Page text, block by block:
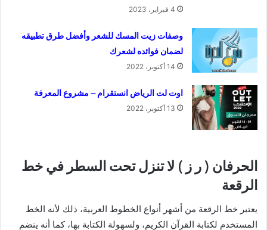
4 فبراير، 2023
وصفات زيت المسك للشعر وأفضل طرق تطبيقه
لضمان فوائده لشعرك
14 أكتوبر، 2022
اوت لت الرياض انستقرام – مشروع المعرفة
13 أكتوبر، 2022
الحرفان ( ر ز ) لا تنزل تحت السطر في خط
الرقعة
يعتبر خط الرقعة من أشهر أنواع الخطوط العربية، ذلك لأنه الخط
المستخدم لكتابة القرآن الكريم، ولسهولة الكتابة بها، كما أنه ينضم